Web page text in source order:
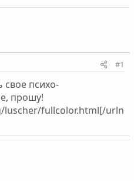
#1
свое психо-
прошу!
fullcolor.html[/urln